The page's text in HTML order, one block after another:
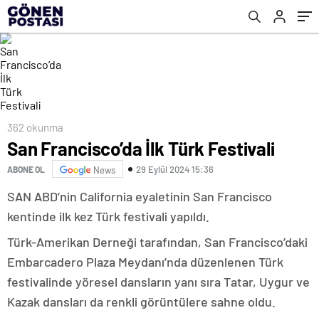
362 okunma
San Francisco’da İlk Türk Festivali
ABONE OL News 29 Eylül 2024 15:36
SAN ABD’nin California eyaletinin San Francisco
kentinde ilk kez Türk festivali yapıldı.
Türk-Amerikan Derneği tarafından, San Francisco’daki
Embarcadero Plaza Meydanı’nda düzenlenen Türk
festivalinde yöresel dansların yanı sıra Tatar, Uygur ve
Kazak dansları da renkli görüntülere sahne oldu.